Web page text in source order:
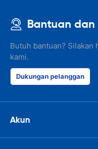
Bantuan
Butuh bantuan?
kami.
Dukungan pelanggan
Akun